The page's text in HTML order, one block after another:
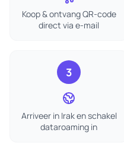
Koop & ontvang QR-code
direct via e-mail
3
Arriveer in Irak en schakel
dataroaming in